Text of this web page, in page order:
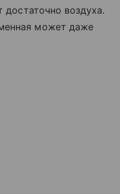
достаточно воздуха.
может даже